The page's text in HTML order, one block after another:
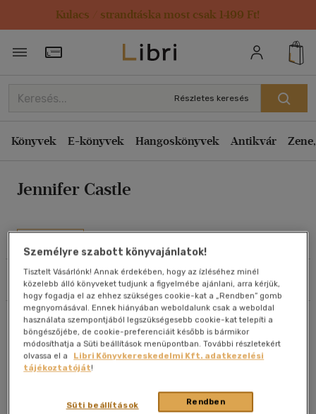
Kulacs / strandtáska most csak 1499 Ft!
Törzsvásárlói Kártya adatai
Részletes keresés
Könyvek E-könyvek Hangoskönyvek Antikvár
Jennifer Castle
Művei
Szűrés Rendezés
Rendezés
Kiadás éve szerint csökkenő
Ár szerint csökkenő
Eladott darabszám szerint csökkenő
Cím szerint A-Z
Szerző szerint A-Z
Megjelenítés
20 db / oldal
40 db / oldal
Alkalmaz
Összesen4db
Személyre szabott könyvajánlatok!
Tisztelt Vásárlónk! Annak érdekében, hogy az ízléséhez minél
közelebb álló könyveket tudjunk a figyelmébe ajánlani, arra kérjük,
hogy fogadja el az ehhez szükséges cookie-kat a „Rendben” gomb
megnyomásával. Ennek hiányában weboldalunk csak a weboldal
használata szempontjából legszükségesebb cookie-kat telepíti a
böngészőjébe, de cookie-preferenciáit később is bármikor
módosíthatja a Süti beállítások menüpontban. További részletekért
olvassa el a
Libri Könyvkereskedelmi Kft. adatkezelési
tájékoztatóját!
Rendben
Süti beállítások